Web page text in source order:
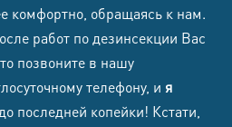
комфортно, обращаясь к нам.
работ по дезинсекции Вас
позвоните в нашу
телефону, и я
последней копейки! Кстати,